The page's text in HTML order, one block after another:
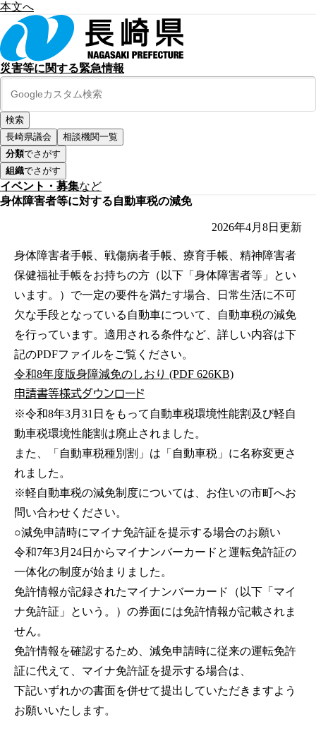
本文へ
災害等に関する緊急情報
長崎県議会
相談機関一覧
分類でさがす
組織でさがす
イベント・募集など
身体障害者等に対する自動車税の減免
2026年4月8日 更新
身体障害者手帳、戦傷病者手帳、療育手帳、精神障害者
保健福祉手帳をお持ちの方（以下「身体障害者等」とい
います。）で一定の要件を満たす場合、日常生活に不可
欠な手段となっている自動車について、自動車税の減免
を行っています。適用される条件など、詳しい内容は下
記のPDFファイルをご覧ください。
令和8年度版身障減免のしおり (PDF 626KB)
申請書等様式ダウンロード
※令和8年3月31日をもって自動車税環境性能割及び軽自
動車税環境性能割は廃止されました。
また、「自動車税種別割」は「自動車税」に名称変更さ
れました。
※軽自動車税の減免制度については、お住いの市町へお
問い合わせください。
○減免申請時にマイナ免許証を提示する場合のお願い
令和7年3月24日からマイナンバーカードと運転免許証の
一体化の制度が始まりました。
免許情報が記録されたマイナンバーカード（以下「マイ
ナ免許証」という。）の券面には免許情報が記載されま
せん。
免許情報を確認するため、減免申請時に従来の運転免許
証に代えて、マイナ免許証を提示する場合は、
下記いずれかの書面を併せて提出していただきますよう
お願いいたします。